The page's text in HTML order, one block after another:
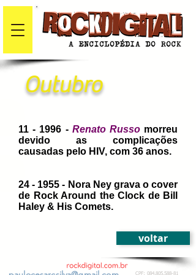
Outubro
11 - 1996 - Renato Russomorreu
devido as complicações
causadas pelo HIV, com 36 anos.
24 - 1955 - Nora Ney grava o cover
de Rock Around the Clock de Bill
Haley & His Comets.
voltar
CPF: 084.805.588-81